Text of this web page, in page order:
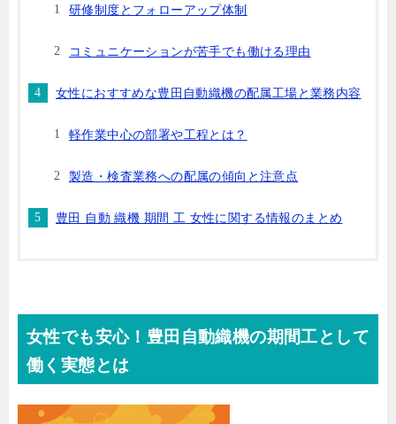
研修制度とフォローアップ体制
コミュニケーションが苦手でも働ける理由
女性におすすめな豊田自動織機の配属工場と業務内容
軽作業中心の部署や工程とは？
製造・検査業務への配属の傾向と注意点
豊田 自動 織機 期間 工 女性に関する情報のまとめ
女性でも安心！豊田自動織機の期間工として
働く実態とは